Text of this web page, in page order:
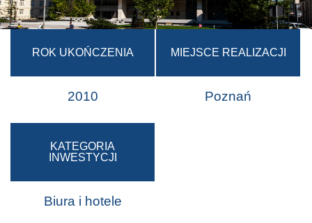
OFERTA
KARIERA
KONTAKT
ROK UKOŃCZENIA
2010
MIEJSCE REALIZACJI
Poznań
KATEGORIA
INWESTYCJI
Biura i hotele